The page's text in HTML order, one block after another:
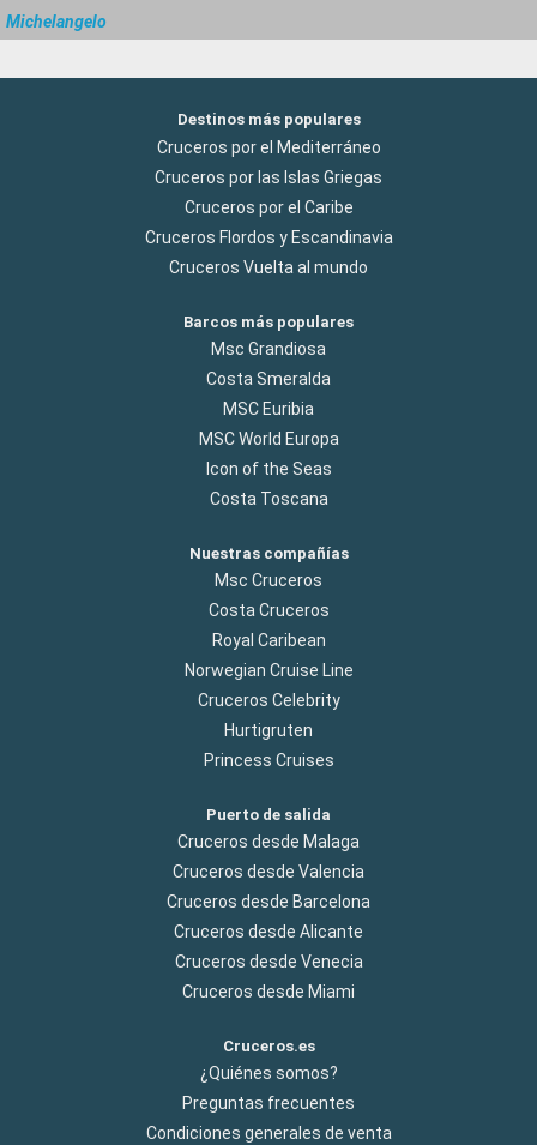
Michelangelo
Destinos más populares
Cruceros por el Mediterráneo
Cruceros por las Islas Griegas
Cruceros por el Caribe
Cruceros Flordos y Escandinavia
Cruceros Vuelta al mundo
Barcos más populares
Msc Grandiosa
Costa Smeralda
MSC Euribia
MSC World Europa
Icon of the Seas
Costa Toscana
Nuestras compañías
Msc Cruceros
Costa Cruceros
Royal Caribean
Norwegian Cruise Line
Cruceros Celebrity
Hurtigruten
Princess Cruises
Puerto de salida
Cruceros desde Malaga
Cruceros desde Valencia
Cruceros desde Barcelona
Cruceros desde Alicante
Cruceros desde Venecia
Cruceros desde Miami
Cruceros.es
¿Quiénes somos?
Preguntas frecuentes
Condiciones generales de venta